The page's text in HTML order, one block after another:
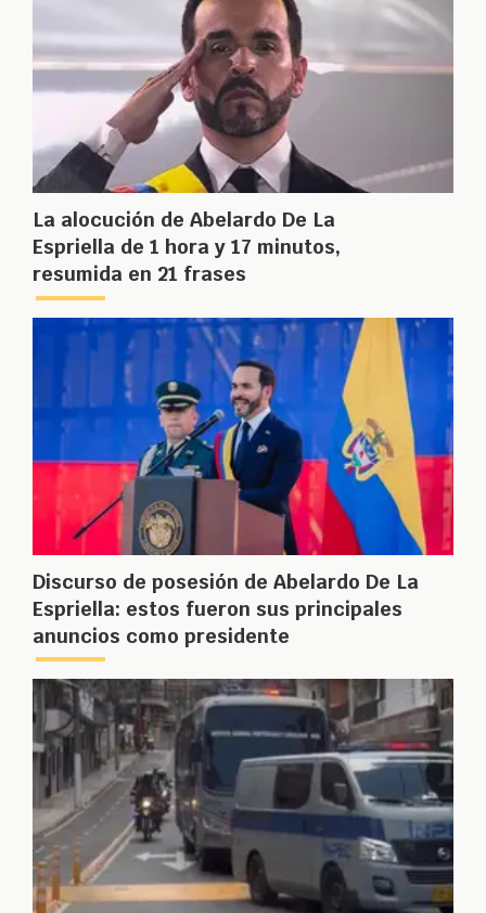
La alocución de Abelardo De La
Espriella de 1 hora y 17 minutos,
resumida en 21 frases
Discurso de posesión de Abelardo De La
Espriella: estos fueron sus principales
anuncios como presidente